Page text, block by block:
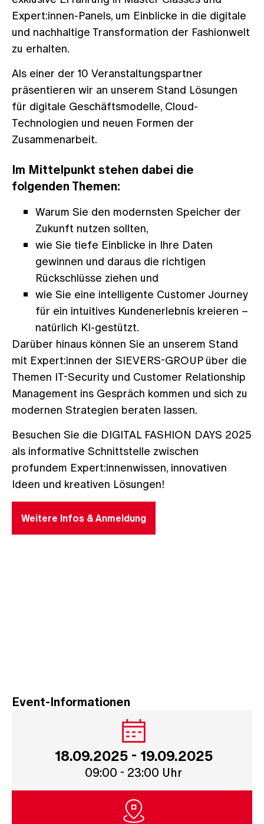
Expert:innen-Panels, um Einblicke in die digitale
und nachhaltige Transformation der Fashionwelt
zu erhalten.
Als einer der 10 Veranstaltungspartner
präsentieren wir an unserem Stand Lösungen
für digitale Geschäftsmodelle, Cloud-
Technologien und neuen Formen der
Zusammenarbeit.
Im Mittelpunkt stehen dabei die
folgenden Themen:
Warum Sie den modernsten Speicher der
Zukunft nutzen sollten,
wie Sie tiefe Einblicke in Ihre Daten
gewinnen und daraus die richtigen
Rückschlüsse ziehen und
wie Sie eine intelligente Customer Journey
für ein intuitives Kundenerlebnis kreieren –
natürlich KI-gestützt.
Darüber hinaus können Sie an unserem Stand
mit Expert:innen der SIEVERS-GROUP über die
Themen IT-Security und Customer Relationship
Management ins Gespräch kommen und sich zu
modernen Strategien beraten lassen.
Besuchen Sie die DIGITAL FASHION DAYS 2025
als informative Schnittstelle zwischen
profundem Expert:innenwissen, innovativen
Ideen und kreativen Lösungen!
Weitere Infos & Anmeldung
Event-Informationen
18.09.2025 - 19.09.2025
09:00 - 23:00 Uhr